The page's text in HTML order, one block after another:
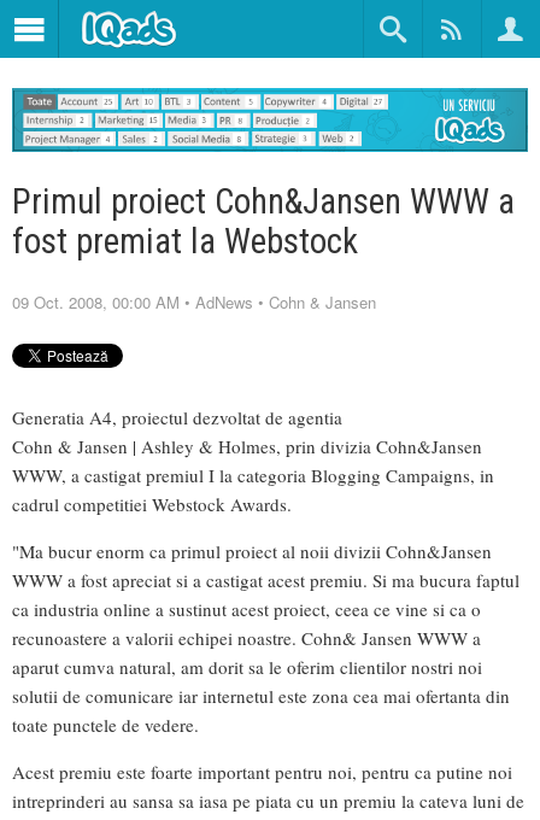
Primul proiect Cohn&Jansen WWW a
fost premiat la Webstock
09 Oct. 2008, 00:00 AM • AdNews • Cohn & Jansen
Generatia A4, proiectul dezvoltat de agentia
Cohn & Jansen | Ashley & Holmes, prin divizia Cohn&Jansen
WWW, a castigat premiul I la categoria Blogging Campaigns, in
cadrul competitiei Webstock Awards.
"Ma bucur enorm ca primul proiect al noii divizii Cohn&Jansen
WWW a fost apreciat si a castigat acest premiu. Si ma bucura faptul
ca industria online a sustinut acest proiect, ceea ce vine si ca o
recunoastere a valorii echipei noastre. Cohn& Jansen WWW a
aparut cumva natural, am dorit sa le oferim clientilor nostri noi
solutii de comunicare iar internetul este zona cea mai ofertanta din
toate punctele de vedere.
Acest premiu este foarte important pentru noi, pentru ca putine noi
intreprinderi au sansa sa iasa pe piata cu un premiu la cateva luni de